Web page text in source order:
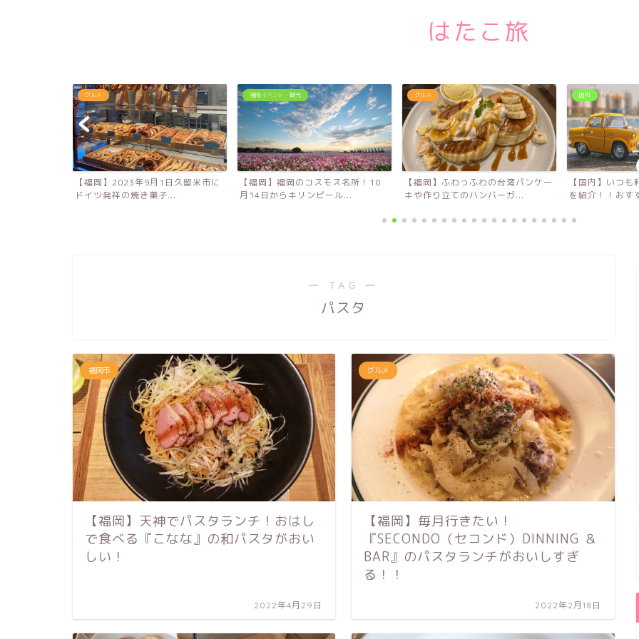
はたこ旅
】2023年9月1日久留米市に
発祥の焼き菓子...
福岡イベント・観光
【福岡】福岡のコスモス名所！10
月14日からキリンビール...
グルメ
【福岡】ふわっふわの台湾パンケー
キや作り立てのハンバーガ...
国内
【国内】いつも利用するレンタカー
を紹介！！おすすめレンタ...
― TAG ―
パスタ
福岡市
【福岡】天神でパスタランチ！おはし
で食べる『こなな』の和パスタがおい
しい！
2022年4月29日
グルメ
【福岡】毎月行きたい！
『SECONDO（セコンド）DINNING ＆
BAR』のパスタランチがおいしすぎ
る！！
2022年2月18日